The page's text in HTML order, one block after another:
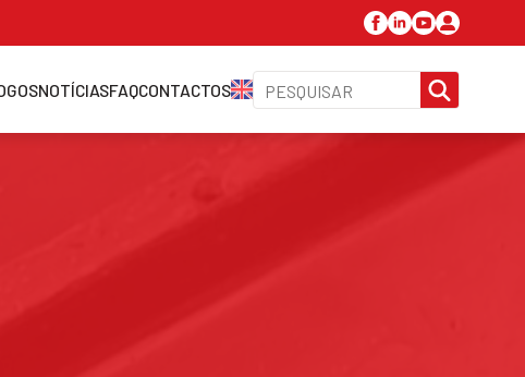
NOTÍCIASFAQCONTACTOS
FOR: